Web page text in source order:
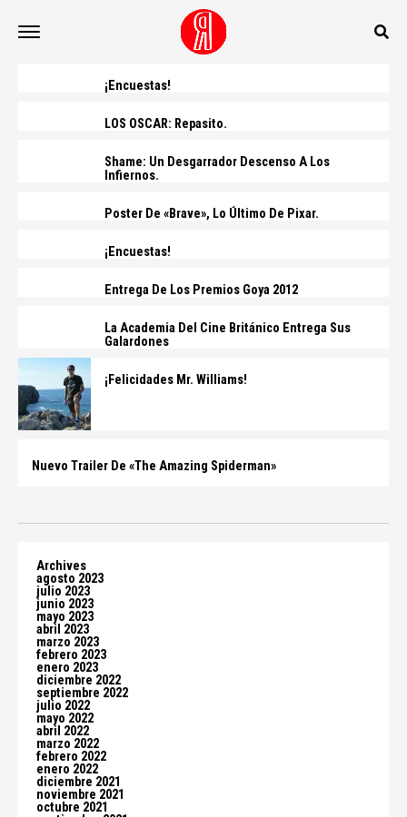
¡Encuestas!
LOS OSCAR: Repasito.
Shame: Un Desgarrador Descenso A Los
Infiernos.
Poster De «Brave», Lo Último De Pixar.
¡Encuestas!
Entrega De Los Premios Goya 2012
La Academia Del Cine Británico Entrega Sus
Galardones
¡Felicidades Mr. Williams!
Nuevo Trailer De «The Amazing Spiderman»
Archives
agosto 2023
julio 2023
junio 2023
mayo 2023
abril 2023
marzo 2023
febrero 2023
enero 2023
diciembre 2022
septiembre 2022
julio 2022
mayo 2022
abril 2022
marzo 2022
febrero 2022
enero 2022
diciembre 2021
noviembre 2021
octubre 2021